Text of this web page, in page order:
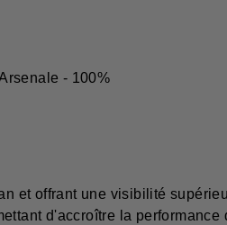
- 100%
et offrant une visibilité
d'accroître la performance